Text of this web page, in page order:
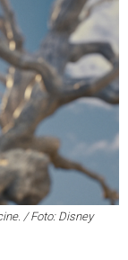
/ Foto: Disney